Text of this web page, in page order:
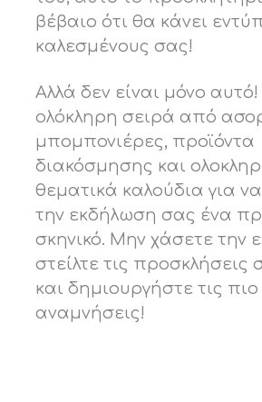
βέβαιο ότι θα κάνει
καλεσμένους σας!
Αλλά δεν είναι μόνο
ολόκληρη σειρά από
μπομπονιέρες, προϊόντα
διακόσμησης και
θεματικά καλούδια για
την εκδήλωση σας ένα
σκηνικό. Μην χάσετε την
στείλτε τις
και δημιουργήστε τις πιο
αναμνήσεις!